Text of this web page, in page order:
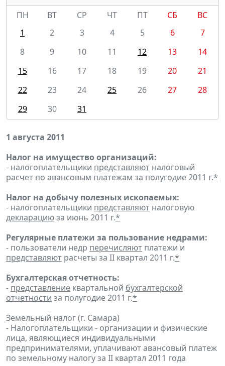
ПН
ВТ СР ЧТ ПТ СБ
ВС
1
2 3 4 5 6
7
8
9 10 11 12 13
14
15
16 17 18 19 20
21
22
23 24 25 26 27
28
29
30 31
1 августа 2011
Налог на имущество организаций:
- налогоплательщики представляют налоговый
расчет по авансовым платежам за полугодие 2011 г.*
Налог на добычу полезных ископаемых:
- налогоплательщики представляют налоговую
декларациюза июнь 2011 г.*
Регулярные платежи за пользование недрами:
- пользователи недр перечисляют платежи и
представляют расчеты за II квартал 2011 г.*
Бухгалтерская отчетность:
- представление квартальной бухгалтерской
отчетности за полугодие 2011 г.*
Земельный налог (г. Самара)
- Налогоплательщики - организации и физические
лица, являющиеся индивидуальными
предпринимателями, уплачивают авансовый платеж
по земельному налогу за II квартал 2011 года